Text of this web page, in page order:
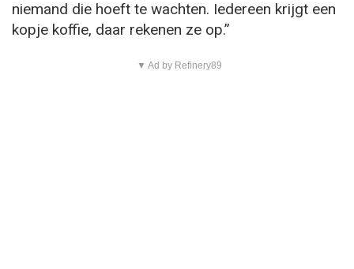
niemand die hoeft te wachten. Iedereen krijgt een
kopje koffie, daar rekenen ze op.”
▼ Ad by Refinery89